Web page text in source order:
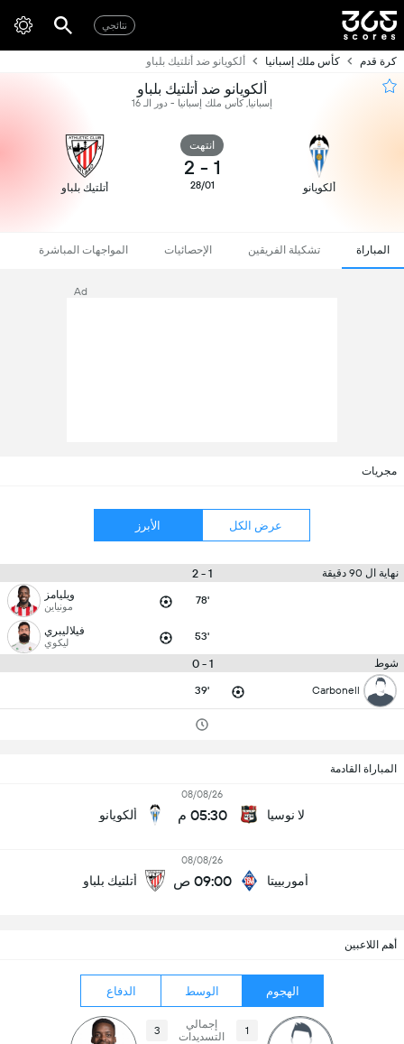
نتائجي
كرة قدم كأس ملك إسبانيا ألكويانو ضد أتلتيك بلباو
ألكويانو ضد أتلتيك بلباو
إسبانيا, كأس ملك إسبانيا - دور الـ 16
ألكويانو
انتهت
1
-
2
28/01 أتلتيك بلباو
المباراة تشكيلة الفريقين الإحصائيات المواجهات المباشرة
Ad
مجريات
عرض الكل الأبرز
نهاية ال 90 دقيقة 1 - 2
78' ويليامز
مونياين
53' فيلاليبري
ليكوي
شوط 1 - 0
Carbonell
39'
المباراة القادمة
لا نوسيا
08/08/26
05:30 م ألكويانو
أموربييتا
08/08/26
09:00 ص أتلتيك بلباو
أهم اللاعبين
الهجوم الوسط الدفاع
1
إجمالي
التسديدات
3